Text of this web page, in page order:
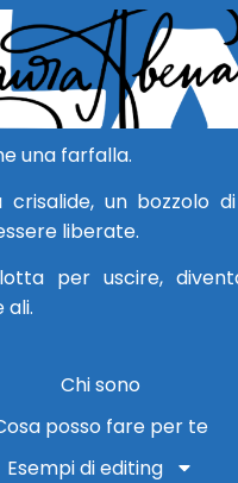
una farfalla.
crisalide, un bozzolo
liberate.
per uscire,
ali.
Chi sono
posso fare per te
Esempi di editing